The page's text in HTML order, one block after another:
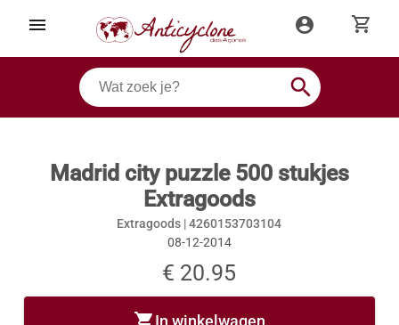
menu account_circle shopping_cart
search
Madrid city puzzle 500 stukjes
Extragoods
Extragoods |4260153703104
08-12-2014
€ 20.95
shopping_cartIn winkelwagen